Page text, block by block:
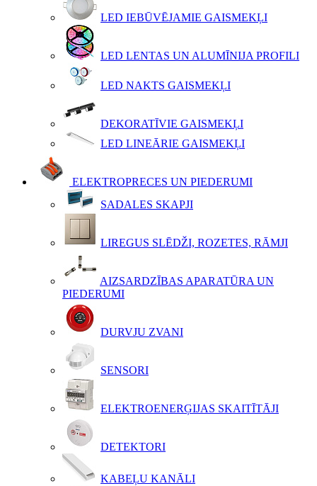
LED IEBŪVĒJAMIE GAISMEKĻI
LED LENTAS UN ALUMĪNIJA PROFILI
LED NAKTS GAISMEKĻI
DEKORATĪVIE GAISMEKĻI
LED LINEĀRIE GAISMEKĻI
ELEKTROPRECES UN PIEDERUMI
SADALES SKAPJI
LIREGUS SLĒDŽI, ROZETES, RĀMJI
AIZSARDZĪBAS APARATŪRA UN
PIEDERUMI
DURVJU ZVANI
SENSORI
ELEKTROENERĢIJAS SKAITĪTĀJI
DETEKTORI
KABEĻU KANĀLI